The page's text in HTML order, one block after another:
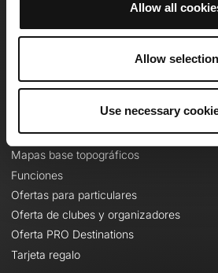
Allow all
Allow selection
Use necessary
Empleo
Contacto
Ofertas
Mapas base topográficos
Funciones
Ofertas para particulares
Oferta de clubes y organizadores
Oferta PRO Destinations
Tarjeta regalo